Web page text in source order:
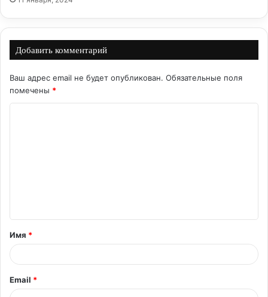
Добавить комментарий
Ваш адрес email не будет опубликован. Обязательные поля
помечены *
т
а
й
Имя *
Email *